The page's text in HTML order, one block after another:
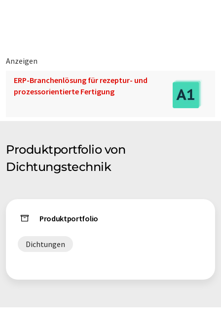
Anzeigen
ERP-Branchenlösung für rezeptur- und
prozessorientierte Fertigung
Produktportfolio von
Dichtungstechnik
Produktportfolio
Dichtungen